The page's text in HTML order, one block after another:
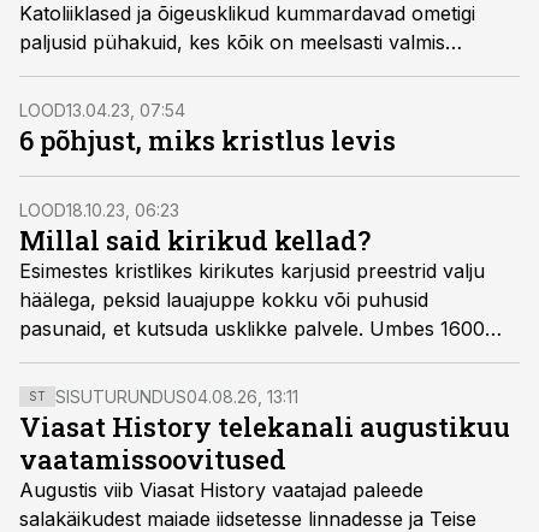
Katoliiklased ja õigeusklikud kummar­davad ometigi
paljusid pühakuid, kes kõik on meelsasti valmis
kuulama inimeste palveid, et nende eest seejärel
kõigekõrgemale kosta.
LOOD13.04.23, 07:54
6 põhjust, miks kristlus levis
LOOD18.10.23, 06:23
Millal said kirikud kellad?
Esimestes kristlikes kirikutes karjusid preestrid valju
häälega, peksid lauajuppe kokku või puhusid
pasunaid, et kutsuda usklikke palvele. Umbes 1600
aastat tagasi tuli üks piiskop heale mõttele.
ST SISUTURUNDUS04.08.26, 13:11
Viasat History telekanali augustikuu
vaatamissoovitused
Augustis viib Viasat History vaatajad paleede
salakäikudest maiade iidsetesse linnadesse ja Teise